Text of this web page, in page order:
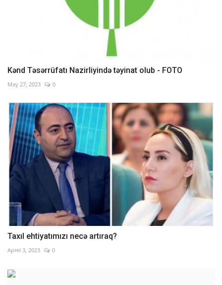
Kənd Təsərrüfatı Nazirliyində təyinat olub - FOTO
May 27, 2023 0
Taxıl ehtiyatımızı necə artıraq?
Aprel 3, 2023 0